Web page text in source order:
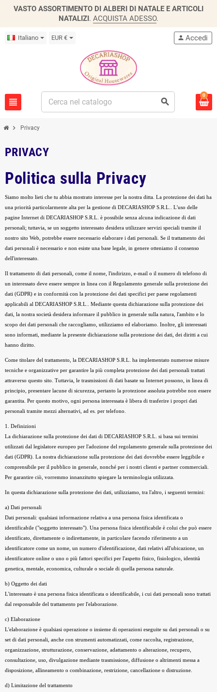
VASTO ASSORTIMENTO DI ALBERI DI NATALE E ARTICOLI
NATALIZI. ACQUISTA ADESSO.
Italiano EUR €
view_headline search
person Accedi
0
chevron_right Privacy
PRIVACY
Politica sulla Privacy
Siamo molto lieti che tu abbia mostrato interesse per la nostra ditta. La protezione dei dati ha
una priorità particolarmente alta per la gestione di DECARIASHOP S.R.L.. L'uso delle
pagine Internet di DECARIASHOP S.R.L. è possibile senza alcuna indicazione di dati
personali; tuttavia, se un soggetto interessato desidera utilizzare servizi speciali tramite il
nostro sito Web, potrebbe essere necessario elaborare i dati personali. Se il trattamento dei
dati personali è necessario e non esiste una base legale, in genere otteniamo il consenso
dell'interessato.
Il trattamento di dati personali, come il nome, l'indirizzo, e-mail o il numero di telefono di
un interessato deve essere sempre in linea con il Regolamento generale sulla protezione dei
dati (GDPR) e in conformità con la protezione dei dati specifici per paese regolamenti
applicabili al DECARIASHOP S.R.L.. Mediante questa dichiarazione sulla protezione dei
dati, la nostra società desidera informare il pubblico in generale sulla natura, l'ambito e lo
scopo dei dati personali che raccogliamo, utilizziamo ed elaboriamo. Inoltre, gli interessati
sono informati, mediante la presente dichiarazione sulla protezione dei dati, dei diritti a cui
hanno diritto.
Come titolare del trattamento, la DECARIASHOP S.R.L. ha implementato numerose misure
tecniche e organizzative per garantire la più completa protezione dei dati personali trattati
attraverso questo sito. Tuttavia, le trasmissioni di dati basate su Internet possono, in linea di
principio, presentare lacune di sicurezza, pertanto la protezione assoluta potrebbe non essere
garantita. Per questo motivo, ogni persona interessata è libera di trasferire i propri dati
personali tramite mezzi alternativi, ad es. per telefono.
1. Definizioni
La dichiarazione sulla protezione dei dati di DECARIASHOP S.R.L. si basa sui termini
utilizzati dal legislatore europeo per l'adozione del regolamento generale sulla protezione dei
dati (GDPR). La nostra dichiarazione sulla protezione dei dati dovrebbe essere leggibile e
comprensibile per il pubblico in generale, nonché per i nostri clienti e partner commerciali.
Per garantire ciò, vorremmo innanzitutto spiegare la terminologia utilizzata.
In questa dichiarazione sulla protezione dei dati, utilizziamo, tra l'altro, i seguenti termini:
a) Dati personali
Dati personali: qualsiasi informazione relativa a una persona fisica identificata o
identificabile ("soggetto interessato"). Una persona fisica identificabile è colui che può essere
identificato, direttamente o indirettamente, in particolare facendo riferimento a un
identificatore come un nome, un numero d'identificazione, dati relativi all'ubicazione, un
identificatore online o uno o più fattori specifici per l'aspetto fisico, fisiologico, identità
genetica, mentale, economica, culturale o sociale di quella persona naturale.
b) Oggetto dei dati
L'interessato è una persona fisica identificata o identificabile, i cui dati personali sono trattati
dal responsabile del trattamento per l'elaborazione.
c) Elaborazione
L'elaborazione è qualsiasi operazione o insieme di operazioni eseguite su dati personali o su
set di dati personali, anche con strumenti automatizzati, come raccolta, registrazione,
organizzazione, strutturazione, conservazione, adattamento o alterazione, recupero,
consultazione, uso, divulgazione mediante trasmissione, diffusione o altrimenti messa a
disposizione, allineamento o combinazione, restrizione, cancellazione o distruzione.
d) Limitazione del trattamento